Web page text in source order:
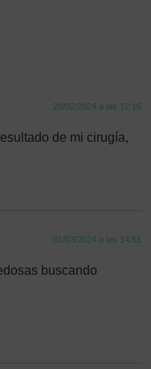
28/02/2024 a las 12:16
de mi cirugía,
01/03/2024 a las 14:51
buscando